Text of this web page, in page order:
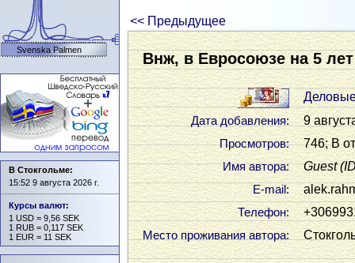
<< Предыдущее
Внж, в Евросоюзе на 5 лет
Дата добавления: 9
Просмотров: 746; В
Имя автора: Guest
Е-mail:
Телефон:
Место проживания автора:
Svenska Palmen
В Стокгольме:
15:52 9 августа 2026 г.
Курсы валют:
1 USD = 9,56 SEK
1 RUB = 0,117 SEK
1 EUR = 11 SEK